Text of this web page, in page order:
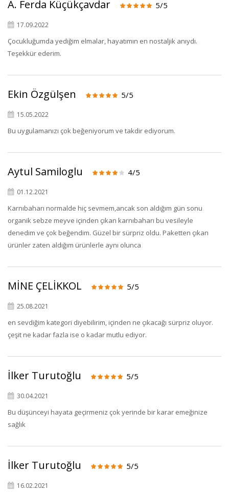
A. Ferda Küçükçavdar 5/5
17.09.2022
Çocukluğumda yediğim elmalar, hayatımın en nostaljik anıydı.
Teşekkür ederim.
Ekin Özgülşen 5/5
15.05.2022
Bu uygulamanızı çok beğeniyorum ve takdir ediyorum.
Aytul Samiloglu 4/5
01.12.2021
Karnıbaharı normalde hiç sevmem,ancak son aldığım gün sonu
organik sebze meyve içinden çıkan karnıbaharı bu vesileyle
denedim ve çok beğendim. Güzel bir sürpriz oldu. Paketten çıkan
ürünler zaten aldığım ürünlerle aynı olunca
MİNE ÇELİKKOL 5/5
25.08.2021
en sevdiğim kategori diyebilirim, içinden ne çıkacağı sürpriz oluyor.
çeşit ne kadar fazla ise o kadar mutlu ediyor.
İlker Turutoğlu 5/5
30.04.2021
Bu düşünceyi hayata geçirmeniz çok yerinde bir karar emeğinize
sağlık
İlker Turutoğlu 5/5
16.02.2021